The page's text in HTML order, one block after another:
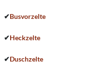
✔Busvorzelte
✔Heckzelte
✔Duschzelte